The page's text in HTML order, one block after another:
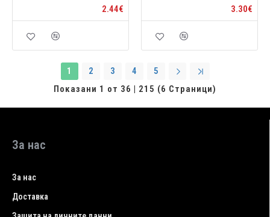
2.44€ 3.30€
1 2 3 4
5
Показани 1 от 36 | 215 (6 Страници)
За нас
За нас
Доставка